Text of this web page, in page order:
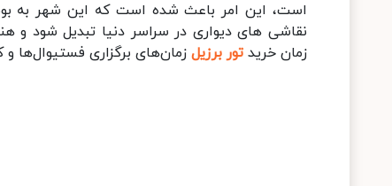
است، این امر باعث شده است که این شهر به
نقاشی های دیواری در سراسر دنیا تبدیل شود و
زمان خرید تور برزیل زمان‌های برگزاری فستیوال‌ها و